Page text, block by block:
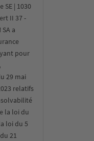
SE | 1030
II 37 -
a
pour
29 mai
relatifs
la loi du
loi du 5
21